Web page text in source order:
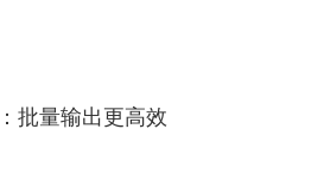
批量输出更高效